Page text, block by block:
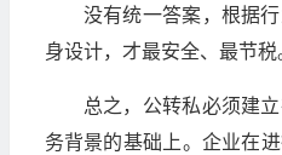
没有统一答案，根据
身设计，才最安全、最节税
总之，公转私必须建
务背景的基础上。企业在